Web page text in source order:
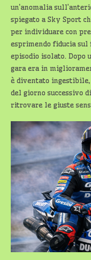
un’anomalia
spiegato a Sky Sport
per individuare con
esprimendo fiducia
episodio isolato. Dopo
gara era in
è diventato
del giorno successivo
ritrovare le giuste